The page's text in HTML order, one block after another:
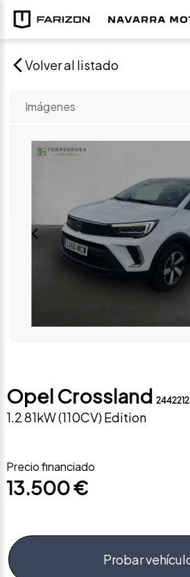
Volver al listado
Imágenes
Opel Crossland
1.2 81kW (110CV) Edition
Precio financiado
13.500 €
Probar